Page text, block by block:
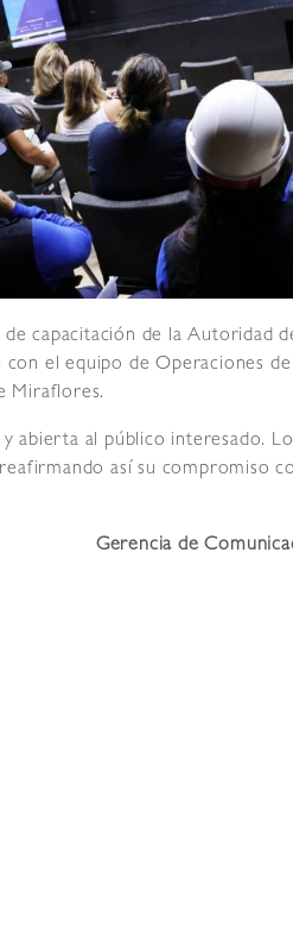
capacitación de la Autoridad
el equipo de Operaciones
Miraflores.
abierta al público interesado.
así su compromiso
Gerencia de